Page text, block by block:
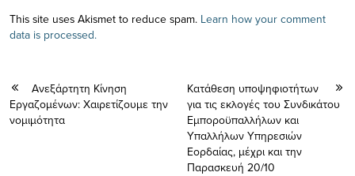
This site uses Akismet to reduce spam. Learn how your comment
data is processed.
Ανεξάρτητη Κίνηση
Εργαζομένων: Χαιρετίζουμε την
νομιμότητα
Κατάθεση υποψηφιοτήτων
για τις εκλογές του Συνδικάτου
Εμποροϋπαλλήλων και
Υπαλλήλων Υπηρεσιών
Εορδαίας, μέχρι και την
Παρασκευή 20/10